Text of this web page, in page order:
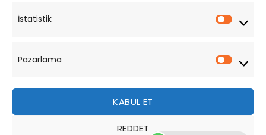
İstatistik
Pazarlama
KABUL ET
REDDET
Sipariş Takibi
Bu site, size daha iyi bir tarama deneyimi sunmak için